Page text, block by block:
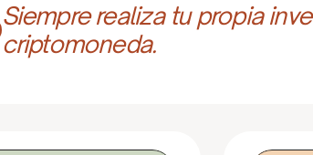
Siempre realiza tu propia
criptomoneda.